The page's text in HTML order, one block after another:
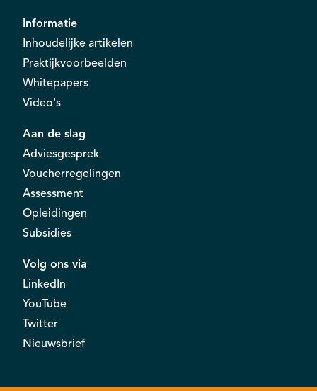
Informatie
Inhoudelijke artikelen
Praktijkvoorbeelden
Whitepapers
Video's
Aan de slag
Adviesgesprek
Voucherregelingen
Assessment
Opleidingen
Subsidies
Volg ons via
LinkedIn
YouTube
Twitter
Nieuwsbrief